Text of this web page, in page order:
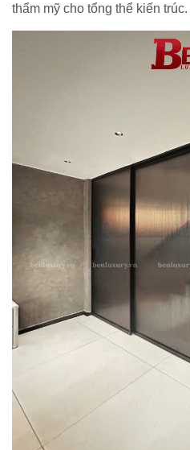
thẩm mỹ cho tổng thể kiến trúc.